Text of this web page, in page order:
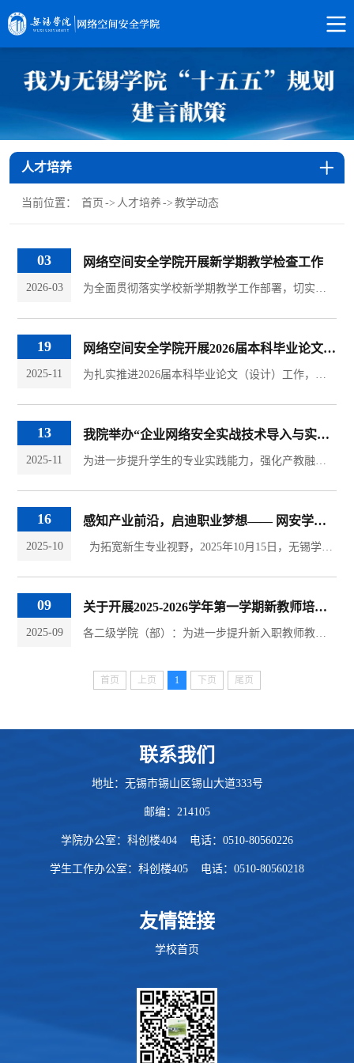
人才培养
当前位置： 首页 -> 人才培养 -> 教学动态
03
2026-03
网络空间安全学院开展新学期教学检查工作
19
2025-11
网络空间安全学院开展2026届本科毕业论文（设计）专题培训
13
2025-11
我院举办“企业网络安全实战技术导入与实操能力提升”专题活动
16
2025-10
感知产业前沿，启迪职业梦想—— 网安学院学生赴新吴区展示中心及朗新集团认知实习
09
2025-09
关于开展2025-2026学年第一学期新教师培训工作的通知
首页 上页 1 下页 尾页
联系我们
地址：无锡市锡山区锡山大道333号
邮编：214105
学院办公室：科创楼404 电话：0510-80560226
学生工作办公室：科创楼405 电话： 0510-80560218
友情链接
学校首页